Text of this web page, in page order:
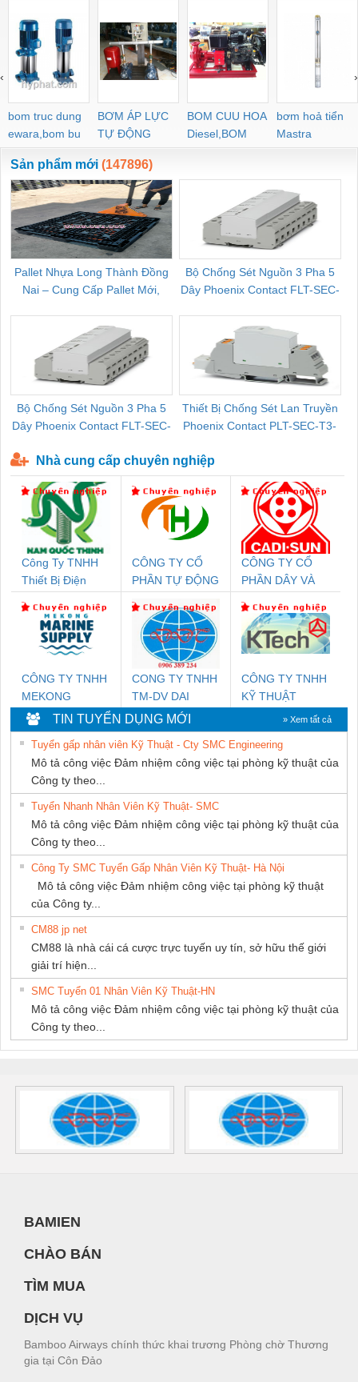
bom truc dung
ewara,bom bu
ewara
BƠM ÁP LỰC
TỰ ĐỘNG
BOM CUU HOA
Diesel,BOM
CHUA CHAY
bơm hoả tiển
Mastra
‹ ›
Sản phẩm mới (147896)
Pallet Nhựa Long Thành Đồng
Nai – Cung Cấp Pallet Mới,
Bộ Chống Sét Nguồn 3 Pha 5
Dây Phoenix Contact FLT-SEC-
Bộ Chống Sét Nguồn 3 Pha 5
Dây Phoenix Contact FLT-SEC-
Thiết Bị Chống Sét Lan Truyền
Phoenix Contact PLT-SEC-T3-
Nhà cung cấp chuyên nghiệp
Công Ty TNHH
Thiết Bị Điện
CÔNG TY CỔ
PHẦN TỰ ĐỘNG
CÔNG TY CỔ
PHẦN DÂY VÀ
THƯỢNG ĐÌNH
CÔNG TY TNHH
MEKONG
MARINE SUPPLY
CONG TY TNHH
TM-DV DAI
DONG THANH
CÔNG TY TNHH
KỸ THUẬT
KTECH VIỆT
NAM
TIN TUYỂN DỤNG MỚI » Xem tất cả
Tuyển gấp nhân viên Kỹ Thuật - Cty SMC Engineering
Mô tả công việc Đảm nhiệm công việc tại phòng kỹ thuật của
Công ty theo...
Tuyển Nhanh Nhân Viên Kỹ Thuật- SMC
Mô tả công việc Đảm nhiệm công việc tại phòng kỹ thuật của
Công ty theo...
Công Ty SMC Tuyển Gấp Nhân Viên Kỹ Thuật- Hà Nội
Mô tả công việc Đảm nhiệm công việc tại phòng kỹ thuật
của Công ty...
CM88 jp net
CM88 là nhà cái cá cược trực tuyến uy tín, sở hữu thế giới
giải trí hiện...
SMC Tuyển 01 Nhân Viên Kỹ Thuật-HN
Mô tả công việc Đảm nhiệm công việc tại phòng kỹ thuật của
Công ty theo...
BAMIEN
CHÀO BÁN
TÌM MUA
DỊCH VỤ
Bamboo Airways chính thức khai trương Phòng chờ Thương
gia tại Côn Đảo